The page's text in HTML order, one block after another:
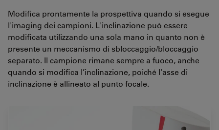
Modifica prontamente la prospettiva quando si esegue
l'imaging dei campioni. L'inclinazione può essere
modificata utilizzando una sola mano in quanto non è
presente un meccanismo di sbloccaggio/bloccaggio
separato. Il campione rimane sempre a fuoco, anche
quando si modifica l’inclinazione, poiché l'asse di
inclinazione è allineato al punto focale.